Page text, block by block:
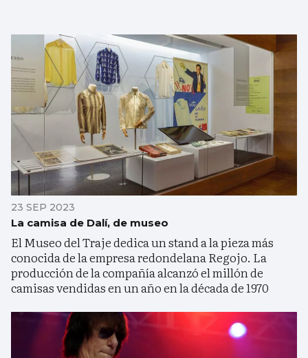
23 SEP 2023
La camisa de Dalí, de museo
El Museo del Traje dedica un stand a la pieza más
conocida de la empresa redondelana Regojo. La
producción de la compañía alcanzó el millón de
camisas vendidas en un año en la década de 1970